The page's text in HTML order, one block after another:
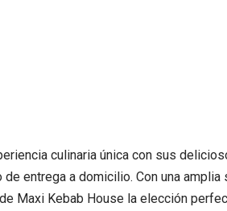
culinaria única con sus
entrega a domicilio. Con una
Maxi Kebab House la elección